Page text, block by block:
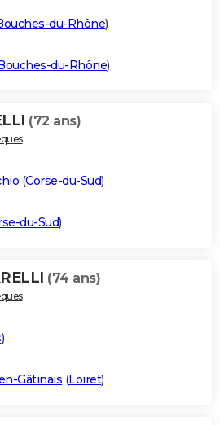
du-Rhône)
du-Rhône)
(72 ans)
(Corse-du-Sud)
du-Sud)
(74 ans)
)
Gâtinais (Loiret)